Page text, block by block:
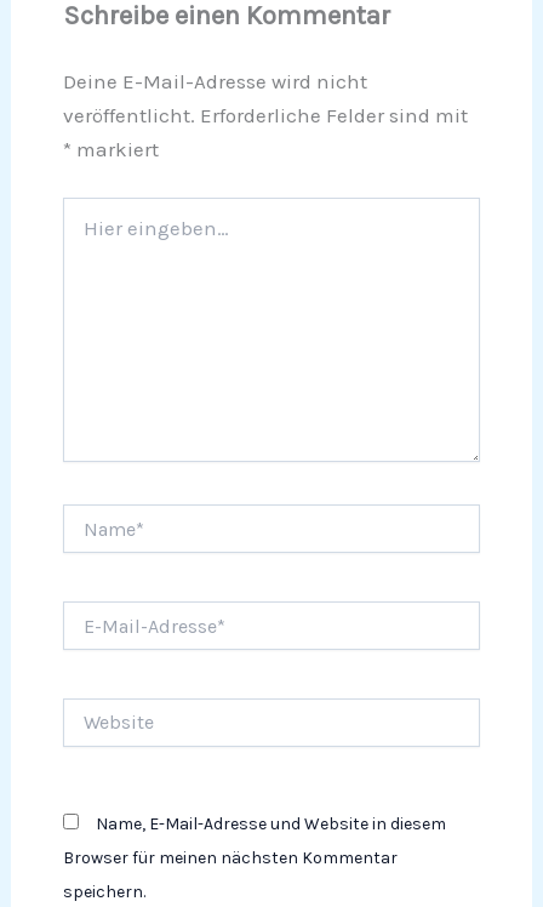
Schreibe einen Kommentar
Deine E-Mail-Adresse wird nicht
veröffentlicht. Erforderliche Felder sind mit
* markiert
eingeben…
Mail-
Name, E-Mail-Adresse und Website in diesem
Browser für meinen nächsten Kommentar
speichern.